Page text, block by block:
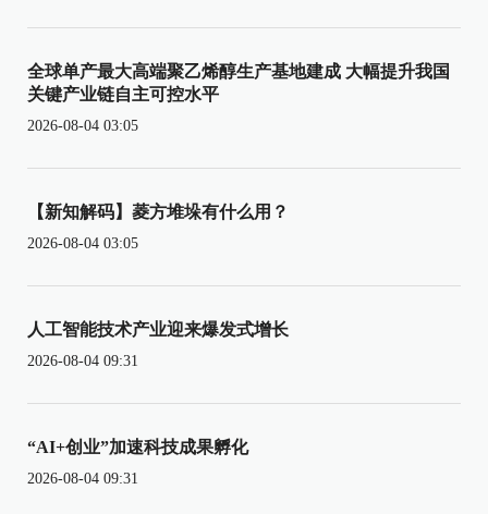
全球单产最大高端聚乙烯醇生产基地建成 大幅提升我国
关键产业链自主可控水平
2026-08-04 03:05
【新知解码】菱方堆垛有什么用？
2026-08-04 03:05
人工智能技术产业迎来爆发式增长
2026-08-04 09:31
“AI+创业”加速科技成果孵化
2026-08-04 09:31